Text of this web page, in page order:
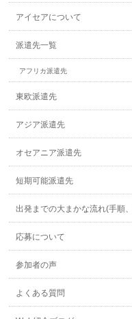
アイセアについて
派遣先一覧
アフリカ派遣先
東欧派遣先
アジア派遣先
オセアニア派遣先
短期可能派遣先
出発までの大まかな流れ(手順
応募について
参加者の声
よくある質問